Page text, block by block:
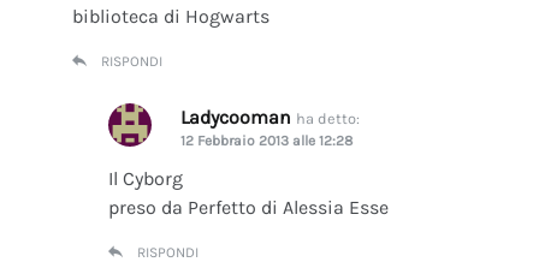
biblioteca di Hogwarts
RISPONDI
Ladycooman ha detto:
12 Febbraio 2013 alle 12:28
Il Cyborg
preso da Perfetto di Alessia Esse
RISPONDI